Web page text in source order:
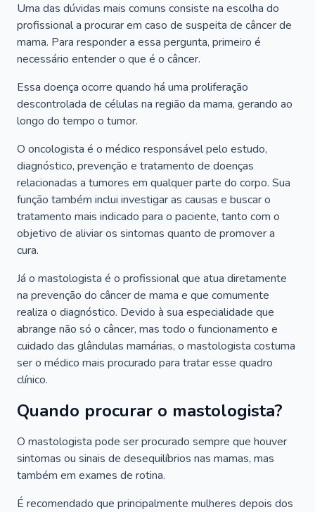
Uma das dúvidas mais comuns consiste na escolha do
profissional a procurar em caso de suspeita de câncer de
mama. Para responder a essa pergunta, primeiro é
necessário entender o que é o câncer.
Essa doença ocorre quando há uma proliferação
descontrolada de células na região da mama, gerando ao
longo do tempo o tumor.
O oncologista é o médico responsável pelo estudo,
diagnóstico, prevenção e tratamento de doenças
relacionadas a tumores em qualquer parte do corpo. Sua
função também inclui investigar as causas e buscar o
tratamento mais indicado para o paciente, tanto com o
objetivo de aliviar os sintomas quanto de promover a
cura.
Já o mastologista é o profissional que atua diretamente
na prevenção do câncer de mama e que comumente
realiza o diagnóstico. Devido à sua especialidade que
abrange não só o câncer, mas todo o funcionamento e
cuidado das glândulas mamárias, o mastologista costuma
ser o médico mais procurado para tratar esse quadro
clínico.
Quando procurar o mastologista?
O mastologista pode ser procurado sempre que houver
sintomas ou sinais de desequilíbrios nas mamas, mas
também em exames de rotina.
É recomendado que principalmente mulheres depois dos